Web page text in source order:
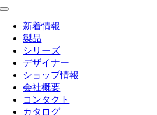
Toggle
Navigation新着情報
製品
シリーズ
デザイナー
ショップ情報
会社概要
コンタクト
カタログ